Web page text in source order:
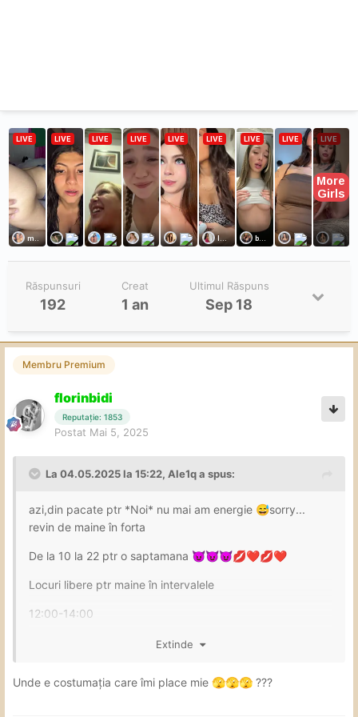
Răspunsuri
192
Creat
1 an
Ultimul Răspuns
Sep 18
Membru Premium
florinbidi
Reputație: 1853
Postat Mai 5, 2025
La 04.05.2025 la 15:22, Ale1qa spus:
azi,din pacate ptr *Noi* nu mai am energie 😅sorry...
revin de maine în forta
De la 10 la 22 ptr o saptamana 😈😈😈💋❤️💋❤️
Locuri libere ptr maine în intervalele
12:00-14:00
Extinde
Unde e costumația care îmi place mie 🫣🫣🫣 ???